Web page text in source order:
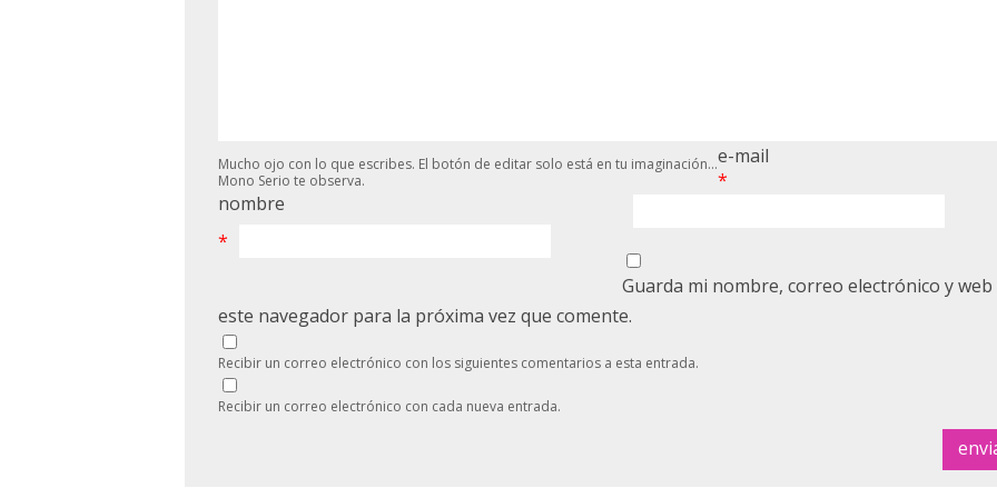
Mucho ojo con lo que escribes. El botón de editar solo está en tu imaginación...
Mono Serio te observa.
nombre
*
e-mail
*
Guarda mi nombre, correo electrónico y web
este navegador para la próxima vez que comente.
Recibir un correo electrónico con los siguientes comentarios a esta entrada.
Recibir un correo electrónico con cada nueva entrada.